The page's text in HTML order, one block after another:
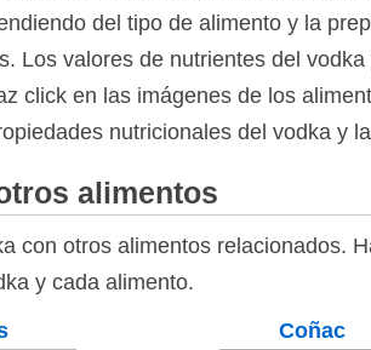
del tipo de alimento y la
Los valores de nutrientes del
click en las imágenes de los
nutricionales del vodka y
alimentos
con otros alimentos relacionados.
y cada alimento.
Coñac